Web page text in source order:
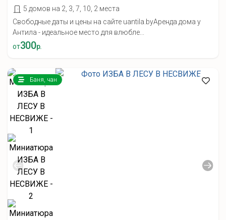
5 домов на 2, 3, 7, 10, 2 места
Свободные даты и цены на сайте uantila.byАренда дома у
Антила - идеальное место для влюбле...
от300р.
Баня, чан